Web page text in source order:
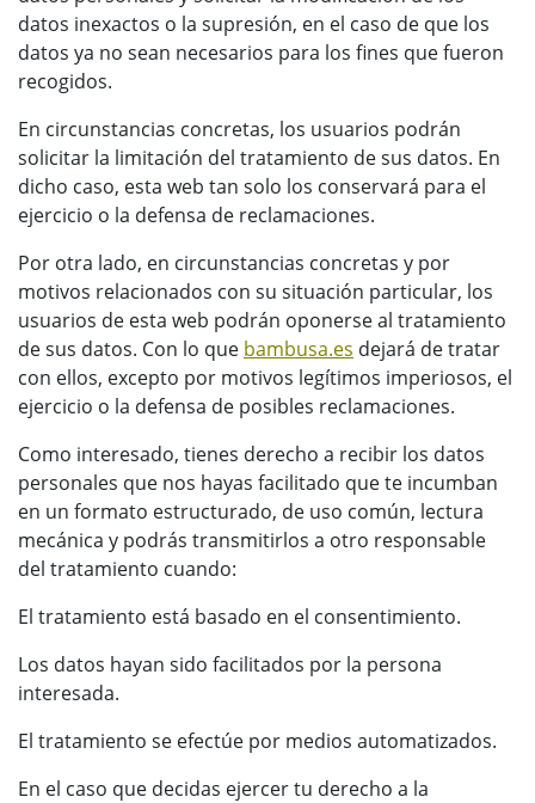
datos inexactos o la supresión, en el caso de que los
datos ya no sean necesarios para los fines que fueron
recogidos.
En circunstancias concretas, los usuarios podrán
solicitar la limitación del tratamiento de sus datos. En
dicho caso, esta web tan solo los conservará para el
ejercicio o la defensa de reclamaciones.
Por otra lado, en circunstancias concretas y por
motivos relacionados con su situación particular, los
usuarios de esta web podrán oponerse al tratamiento
de sus datos. Con lo que bambusa.es dejará de tratar
con ellos, excepto por motivos legítimos imperiosos, el
ejercicio o la defensa de posibles reclamaciones.
Como interesado, tienes derecho a recibir los datos
personales que nos hayas facilitado que te incumban
en un formato estructurado, de uso común, lectura
mecánica y podrás transmitirlos a otro responsable
del tratamiento cuando:
El tratamiento está basado en el consentimiento.
Los datos hayan sido facilitados por la persona
interesada.
El tratamiento se efectúe por medios automatizados.
En el caso que decidas ejercer tu derecho a la